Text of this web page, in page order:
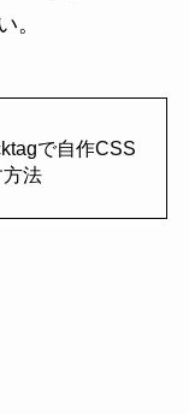
。
で自作CSS
法